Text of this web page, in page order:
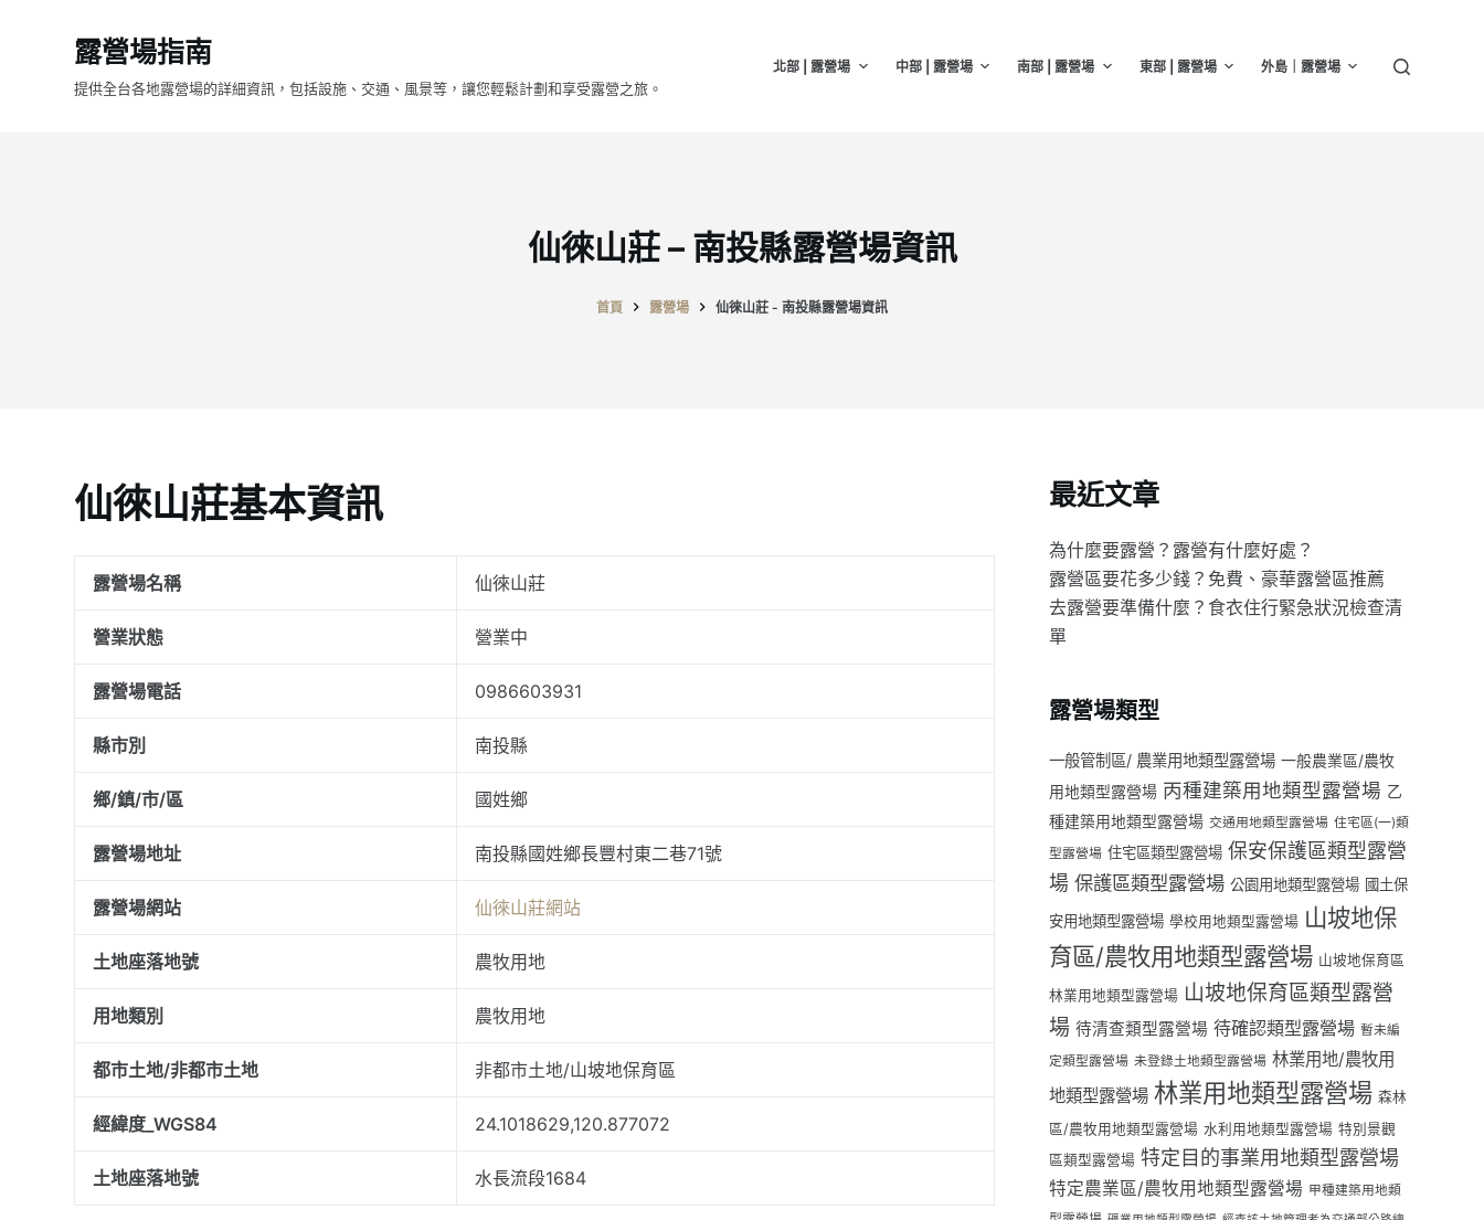
露營場指南
提供全台各地露營場的詳細資訊，包括設施、交通、風景等，讓您輕鬆計劃和享受露營之旅。
北部 | 露營場 中部 | 露營場 南部 | 露營場 東部 | 露營場 外島｜露營場
仙徠山莊 – 南投縣露營場資訊
首頁 露營場 仙徠山莊 - 南投縣露營場資訊
仙徠山莊基本資訊
露營場名稱 仙徠山莊
營業狀態 營業中
露營場電話 0986603931
縣市別 南投縣
鄉/鎮/市/區 國姓鄉
露營場地址 南投縣國姓鄉長豐村東二巷71號
露營場網站 仙徠山莊網站
土地座落地號 農牧用地
用地類別 農牧用地
都市土地/非都市土地 非都市土地/山坡地保育區
經緯度_WGS84 24.1018629,120.877072
土地座落地號 水長流段1684
最近文章
為什麼要露營？露營有什麼好處？
露營區要花多少錢？免費、豪華露營區推薦
去露營要準備什麼？食衣住行緊急狀況檢查清
單
露營場類型
一般管制區/ 農業用地類型露營場 一般農業區/農牧
用地類型露營場 丙種建築用地類型露營場 乙
種建築用地類型露營場 交通用地類型露營場 住宅區(一)類
型露營場 住宅區類型露營場 保安保護區類型露營
場 保護區類型露營場 公園用地類型露營場 國土保
安用地類型露營場 學校用地類型露營場 山坡地保
育區/農牧用地類型露營場 山坡地保育區
林業用地類型露營場 山坡地保育區類型露營
場 待清查類型露營場 待確認類型露營場 暫未編
定類型露營場 未登錄土地類型露營場 林業用地/農牧用
地類型露營場 林業用地類型露營場 森林
區/農牧用地類型露營場 水利用地類型露營場 特別景觀
區類型露營場 特定目的事業用地類型露營場
特定農業區/農牧用地類型露營場 甲種建築用地類